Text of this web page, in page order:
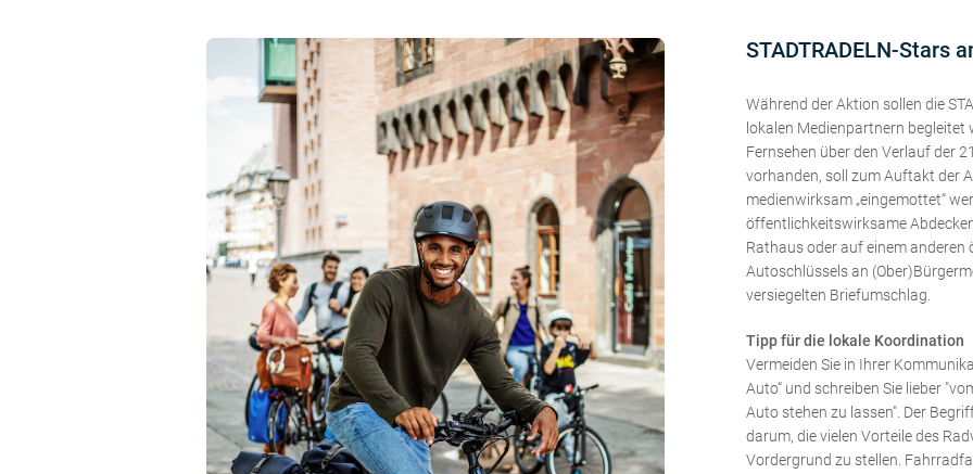
STADTRADELN-Stars
Während der Aktion sollen die
lokalen Medienpartnern begleitet
Fernsehen über den Verlauf der
vorhanden, soll zum Auftakt der
medienwirksam „eingemottet“
öffentlichkeitswirksame
Rathaus oder auf einem
Autoschlüssels an
versiegelten Briefumschlag.
Tipp für die lokale Koordination
Vermeiden Sie in Ihrer
Auto“ und schreiben Sie lieber
Auto stehen zu lassen". Der
darum, die vielen Vorteile des
Vordergrund zu stellen.